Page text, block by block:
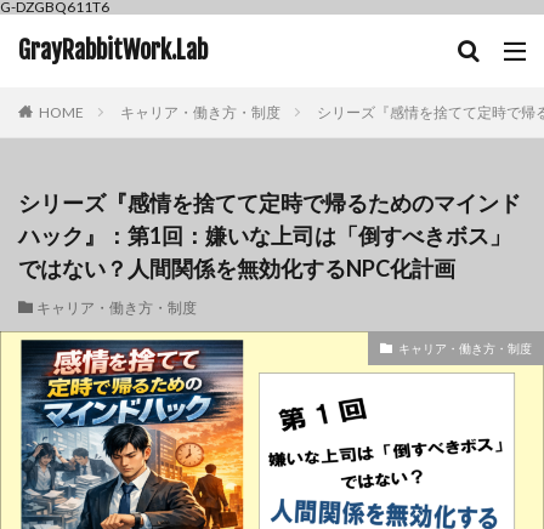
G-DZGBQ611T6
GrayRabbitWork.Lab
HOME キャリア・働き方・制度 シリーズ『感情を捨てて定時で
シリーズ『感情を捨てて定時で帰るためのマインド
ハック』：第1回：嫌いな上司は「倒すべきボス」
ではない？人間関係を無効化するNPC化計画
キャリア・働き方・制度
キャリア・働き方・制度